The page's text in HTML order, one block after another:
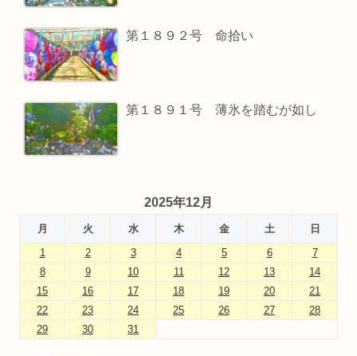
第１８９２号 命拾い
第１８９１号 薄氷を踏むが如し
2025年12月
月 火 水 木 金 土
日
1
2 3 4 5 6
7
8
9 10 11 12 13
14
15
16 17 18 19 20
21
22
23 24 25 26 27
28
29
30 31